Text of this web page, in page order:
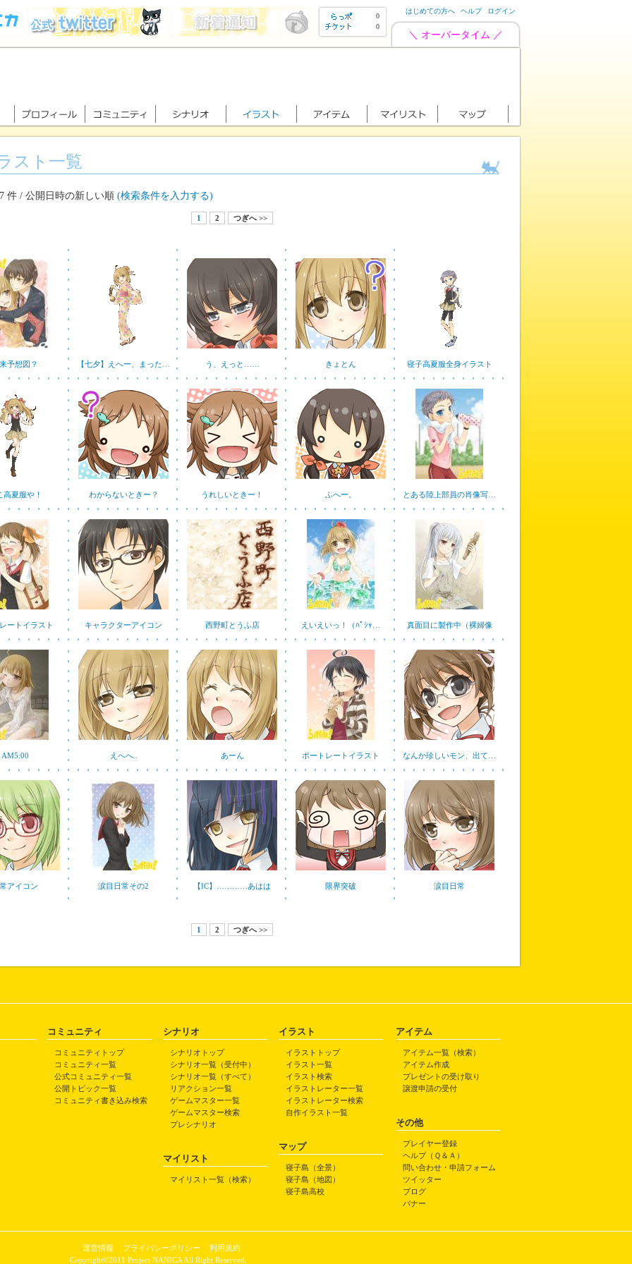
0
0
はじめての方へ ヘルプ ログイン
＼ オーバータイム ／
スト一覧
件 / 公開日時の新しい順 (検索条件を入力する)
1 2 つぎへ >>
予想図？ 【七夕】えへー、まった… う、えっと…… きょとん 寝子高夏服全身イラスト
高夏服や！ わからないときー？ うれしいときー！ ふへー。 とある陸上部員の肖像写…
ートイラスト キャラクターアイコン 西野町とうふ店 えいえいっ！（ﾊﾟｼｬ… 真面目に製作中（裸婦像
AM5:00 えへへ.. あーん ポートレートイラスト なんか珍しいモン、出て…
アイコン 涙目日常その2 【IC】…………あはは 限界突破 涙目日常
1 2 つぎへ >>
コミュニティ
コミュニティトップ
コミュニティ一覧
公式コミュニティ一覧
公開トピック一覧
コミュニティ書き込み検索
シナリオ
シナリオトップ
シナリオ一覧（受付中）
シナリオ一覧（すべて）
リアクション一覧
ゲームマスター一覧
ゲームマスター検索
プレシナリオ
マイリスト
マイリスト一覧（検索）
イラスト
イラストトップ
イラスト一覧
イラスト検索
イラストレーター一覧
イラストレーター検索
自作イラスト一覧
マップ
寝子島（全景）
寝子島（地図）
寝子島高校
アイテム
アイテム一覧（検索）
アイテム作成
プレゼントの受け取り
譲渡申請の受付
その他
プレイヤー登録
ヘルプ（Ｑ＆Ａ）
問い合わせ・申請フォーム
ツイッター
ブログ
バナー
運営情報 プライバシーポリシー
利用規約
Copyright©2011 Project NANICA All Right Reserved.